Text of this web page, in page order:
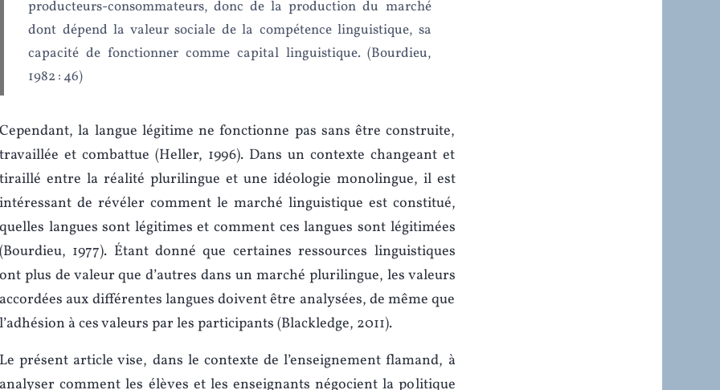
producteurs-consommateurs, donc de la production du marché
dont dépend la valeur sociale de la compétence linguistique, sa
capacité de fonctionner comme capital linguistique. (Bourdieu,
1982 : 46)
Cependant, la langue légitime ne fonctionne pas sans être construite,
travaillée et combattue (Heller, 1996). Dans un contexte changeant et
tiraillé entre la réalité plurilingue et une idéologie monolingue, il est
intéressant de révéler comment le marché linguistique est constitué,
quelles langues sont légitimes et comment ces langues sont légitimées
(Bourdieu, 1977). Étant donné que certaines ressources linguistiques
ont plus de valeur que d’autres dans un marché plurilingue, les valeurs
accordées aux différentes langues doivent être analysées, de même que
l’adhésion à ces valeurs par les participants (Blackledge, 2011).
Le présent article vise, dans le contexte de l’enseignement flamand, à
analyser comment les élèves et les enseignants négocient la politique